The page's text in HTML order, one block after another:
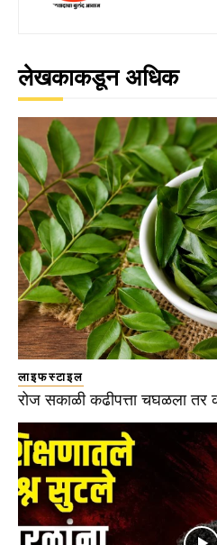
लेखकाकडून अधिक
लाइफस्टाइल
रोज सकाळी कढीपत्ता चघळला तर